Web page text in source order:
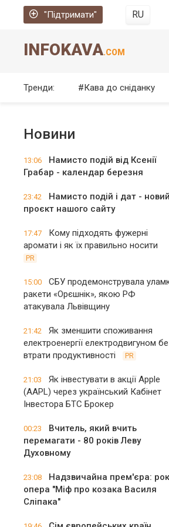
"Підтримати" RU
INFOKAVA.COM
Тренди: Кава до сніданку
Новини
13:06
Намисто подій від Ксенії
Грабар - календар березня
23:42
Намисто подій і дат - новий
проєкт нашого сайту
17:47
Кому підходять фужерні
аромати і як їх правильно носити
PR
15:00
СБУ продемонструвала
ракети «Орєшнік», якою РФ
атакувала Львівщину
21:42
Як зменшити споживання
електроенергії електродвигуном
втрати продуктивності
PR
21:03
Як інвестувати в акції Apple
(AAPL) через український Кабінет
Інвестора БТС Брокер
00:23
Вчитель, який вчить
перемагати - 80 років Леву
Духовному
23:08
Надзвичайна прем'єра:
опера "Міф про козака Василя
Сліпака"